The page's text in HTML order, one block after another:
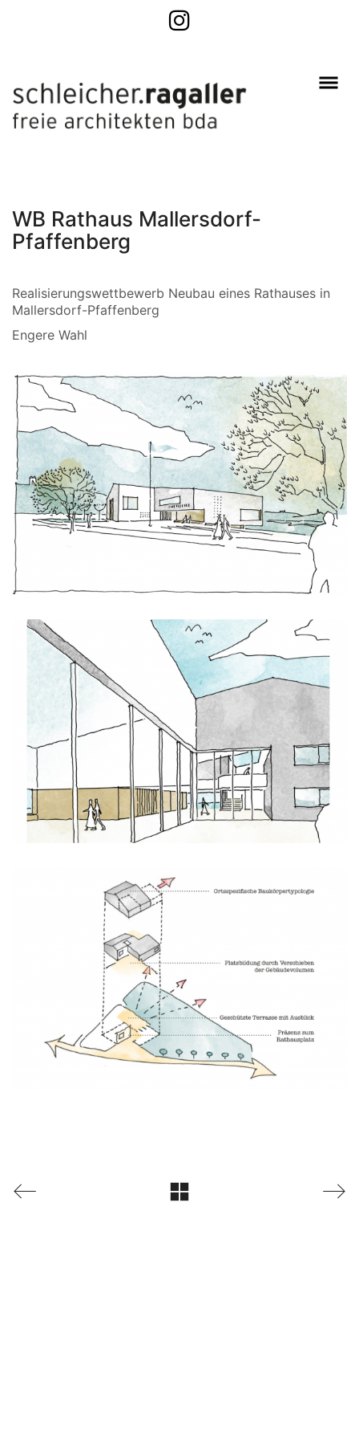
WB Rathaus Mallersdorf-
Pfaffenberg
Realisierungswettbewerb Neubau eines Rathauses in
Mallersdorf-Pfaffenberg
Engere Wahl